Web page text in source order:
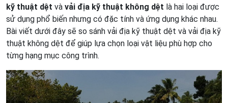
kỹ thuật dệt và vải địa kỹ thuật không dệt là hai loại được
sử dụng phổ biến nhưng có đặc tính và ứng dụng khác nhau.
Bài viết dưới đây sẽ so sánh vải địa kỹ thuật dệt và vải địa kỹ
thuật không dệt để giúp lựa chọn loại vật liệu phù hợp cho
từng hạng mục công trình.